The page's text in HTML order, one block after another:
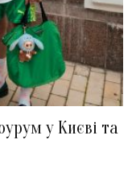
у Києві та